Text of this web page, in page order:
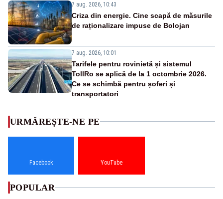
7 aug. 2026, 10:43
Criza din energie. Cine scapă de măsurile
de raționalizare impuse de Bolojan
7 aug. 2026, 10:01
Tarifele pentru rovinietă și sistemul
TollRo se aplică de la 1 octombrie 2026.
Ce se schimbă pentru șoferi și
transportatori
URMĂREȘTE-NE PE
Facebook YouTube
POPULAR